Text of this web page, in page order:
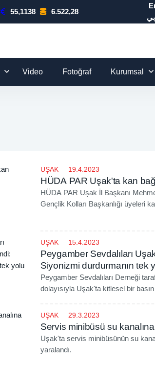
55,1138 6.522,28
Video Fotoğraf Kurumsal
UŞAK 19.4.2023
HÜDA PAR Uşak'ta kan
HÜDA PAR Uşak İl Başkanı
Gençlik Kolları Başkanlığı üyeleri
UŞAK 15.4.2023
Peygamber Sevdalıları
Siyonizmi durdurmanın tek
Peygamber Sevdalıları Derneği
dolayısıyla Uşak'ta kitlesel bir
işgal rejimi tel'in edildi.
UŞAK 29.3.2023
Servis minibüsü su
Uşak'ta servis minibüsünün su
yaralandı.